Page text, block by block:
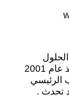
الفعالة لخدمات إصلاح وستنجهاوس منذ عام 2001
الرئيسي
تحدث .